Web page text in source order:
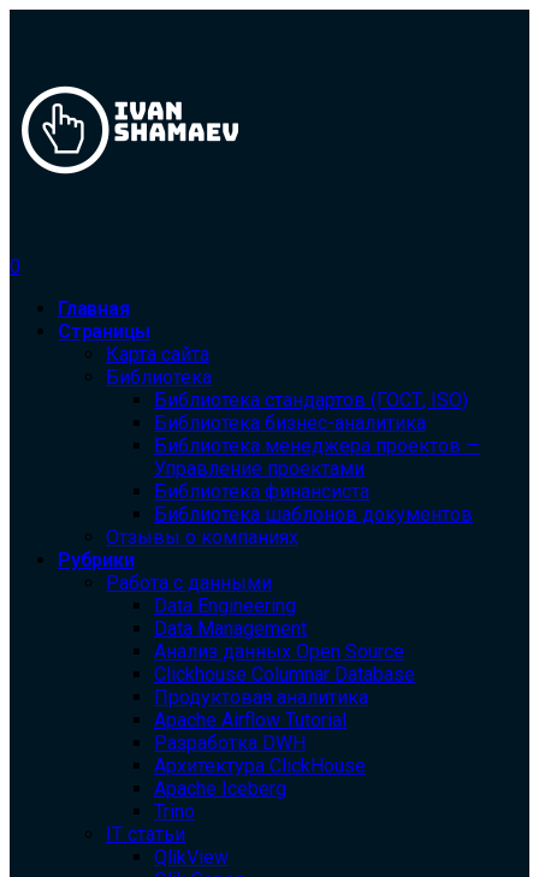
0
Главная
Страницы
Карта сайта
Библиотека
Библиотека cтандартов (ГОСТ, ISO)
Библиотека бизнес-аналитика
Библиотека менеджера проектов —
Управление проектами
Библиотека финансиста
Библиотека шаблонов документов
Отзывы о компаниях
Рубрики
Работа с данными
Data Engineering
Data Management
Анализ данных Open Source
Clickhouse Columnar Database
Продуктовая аналитика
Apache Airflow Tutorial
Разработка DWH
Архитектура ClickHouse
Apache Iceberg
Trino
IT статьи
QlikView